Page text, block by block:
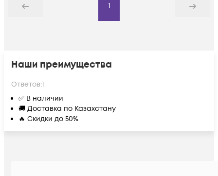
Назад
1
Дальше
Наши преимущества
Ответов:1
✅ В наличии
🚚 Доставка по Казахстану
🔥 Скидки до 50%